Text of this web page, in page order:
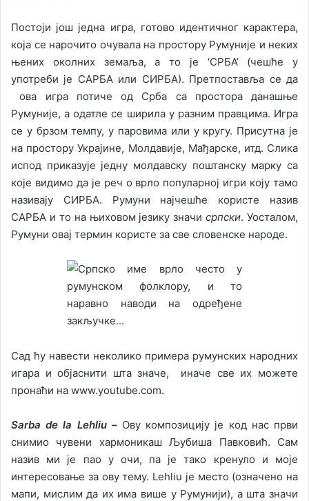
Постоји још једна игра, готово идентичног карактера,
која се нарочито очувала на простору Румуније и неких
њених околних земаља, а то је ‘СРБА’ (чешће у
употреби је САРБА или СИРБА). Претпоставља се да
ова игра потиче од Срба са простора данашње
Румуније, а одатле се ширила у разним правцима. Игра
се у брзом темпу, у паровима или у кругу. Присутна је
на простору Украјине, Молдавије, Мађарске, итд. Слика
испод приказује једну молдавску поштанску марку са
које видимо да је реч о врло популарној игри коју тамо
називају СИРБА. Румуни најчешће користе назив
САРБА и то на њиховом језику значисрпски. Уосталом,
Румуни овај термин користе за све словенске народе.
Сад ћу навести неколико примера румунских народних
игара и објаснити шта значе, иначе све их можете
пронаћи на www.youtube.com.
Sarba de la Lehliu– Ову композицију је код нас први
снимио чувени хармоникаш Љубиша Павковић. Сам
назив ми је пао у очи, па је тако кренуло и моје
интересовање за ову тему. Lehliu је место (означено на
мапи, мислим да их има више у Румунији), а шта значи